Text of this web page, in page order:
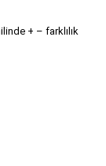
+ – farklılık